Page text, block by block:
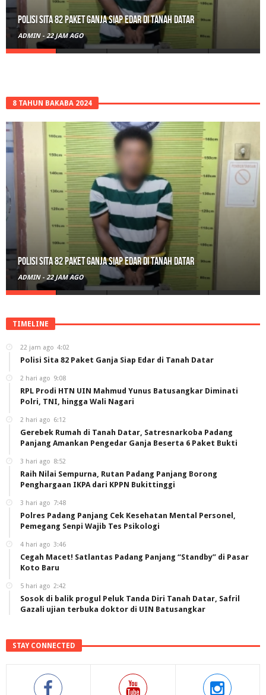
Polisi Sita 82 Paket Ganja Siap Edar di Tanah Datar
ADMIN - 22 JAM AGO
8 TAHUN BAKABA 2024
Polisi Sita 82 Paket Ganja Siap Edar di Tanah Datar
ADMIN - 22 JAM AGO
TIMELINE
22 jam ago 4:02
Polisi Sita 82 Paket Ganja Siap Edar di Tanah Datar
2 hari ago 9:08
RPL Prodi HTN UIN Mahmud Yunus Batusangkar Diminati
Polri, TNI, hingga Wali Nagari
2 hari ago 6:12
Gerebek Rumah di Tanah Datar, Satresnarkoba Padang
Panjang Amankan Pengedar Ganja Beserta 6 Paket Bukti
3 hari ago 8:52
Raih Nilai Sempurna, Rutan Padang Panjang Borong
Penghargaan IKPA dari KPPN Bukittinggi
3 hari ago 7:48
Polres Padang Panjang Cek Kesehatan Mental Personel,
Pemegang Senpi Wajib Tes Psikologi
4 hari ago 3:46
Cegah Macet! Satlantas Padang Panjang “Standby” di Pasar
Koto Baru
5 hari ago 2:42
Sosok di balik progul Peluk Tanda Diri Tanah Datar, Safril
Gazali ujian terbuka doktor di UIN Batusangkar
STAY CONNECTED